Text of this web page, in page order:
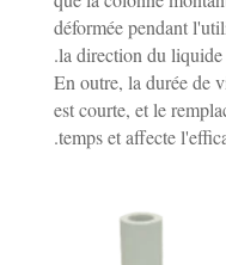
déformée pendant
la direction du liquide
En outre, la durée de
est courte, et le
temps et affecte